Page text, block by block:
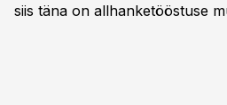
siis täna on allhanketööstuse